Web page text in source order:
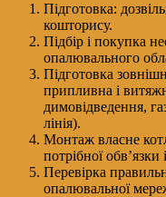
Підготовка:
кошторису.
Підбір і покупка
опалювального
Підготовка
припливна і
димовідведення,
лінія).
Монтаж власне
потрібної
Перевірка
опалювальної